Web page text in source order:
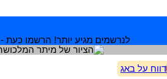
לנרשמים מגיע יותר! הרשמו כעת -
דווח על באג